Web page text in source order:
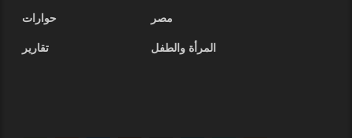
مصر
حوارات
المرأة والطفل
تقارير